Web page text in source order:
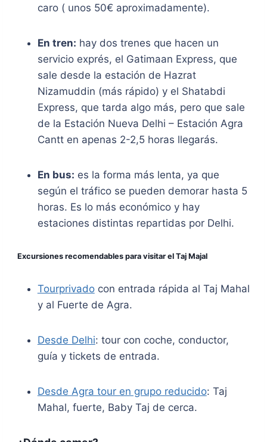
caro ( unos 50€ aproximadamente).
En tren: hay dos trenes que hacen un
servicio exprés, el Gatimaan Express, que
sale desde la estación de Hazrat
Nizamuddin (más rápido) y el Shatabdi
Express, que tarda algo más, pero que sale
de la Estación Nueva Delhi – Estación Agra
Cantt en apenas 2-2,5 horas llegarás.
En bus: es la forma más lenta, ya que
según el tráfico se pueden demorar hasta 5
horas. Es lo más económico y hay
estaciones distintas repartidas por Delhi.
Excursiones recomendables para visitar el Taj Majal
Tourprivadocon entrada rápida al Taj Mahal
y al Fuerte de Agra.
Desde Delhi: tour con coche, conductor,
guía y tickets de entrada.
Desde Agra tour en grupo reducido: Taj
Mahal, fuerte, Baby Taj de cerca.